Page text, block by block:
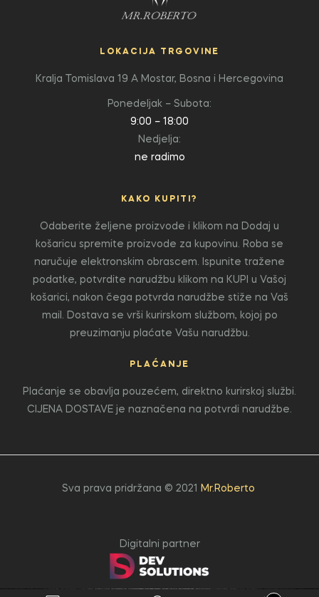
LOKACIJA TRGOVINE
Kralja Tomislava 19 A Mostar, Bosna i Hercegovina
Ponedeljak – Subota:
9:00 – 18:00
Nedjelja:
ne radimo
KAKO KUPITI?
Odaberite željene proizvode i klikom na Dodaj u
košaricu spremite proizvode za kupovinu. Roba se
naručuje elektronskim obrascem. Ispunite tražene
podatke, potvrdite narudžbu klikom na KUPI u Vašoj
košarici, nakon čega potvrda narudžbe stiže na Vaš
mail. Dostava se vrši kurirskom službom, kojoj po
preuzimanju plaćate Vašu narudžbu.
PLAĆANJE
Plaćanje se obavlja pouzećem, direktno kurirskoj službi.
CIJENA DOSTAVE je naznačena na potvrdi narudžbe.
Sva prava pridržana © 2021 Mr.Roberto
Digitalni partner